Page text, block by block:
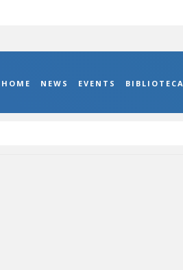
HOME NEWS EVENTS BIBLIOTECA